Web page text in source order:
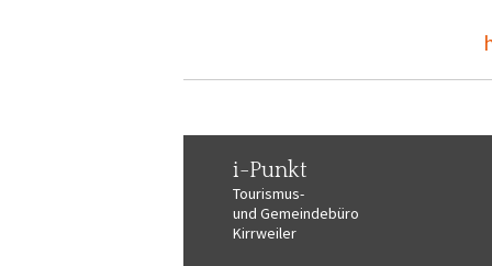
i-Punkt
Tourismus-
und Gemeindebüro
Kirrweiler